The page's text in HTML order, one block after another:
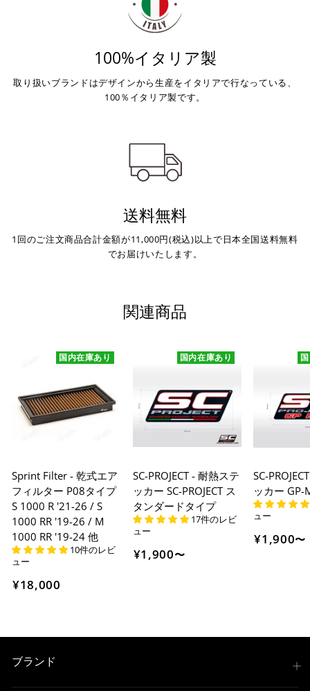
100%イタリア製
取り扱いブランドはデザインから生産をイタリアで行なっている、
100％イタリア製です。
送料無料
1回のご注文商品合計金額が11,000円(税込)以上で日本全国送料無料
でお届けいたします。
関連商品
国内在庫あり
Sprint Filter - 乾式エア
フィルター P08タイプ
S 1000 R '21-26 / S
1000 RR '19-26 / M
1000 RR '19-24 他
10件のレビ
ュー
¥18,000
国内在庫あり
SC-PROJECT - 耐熱ステ
ッカー SC-PROJECT ス
タンダードタイプ
17件のレビ
ュー
¥1,900〜
SC-
ッカー GP-
ュー
¥1,900〜
ブランド